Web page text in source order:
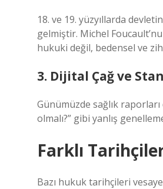
18. ve 19. yüzyıllarda
gelmiştir. Michel
hukuki değil, bedensel ve
3. Dijital Çağ ve
Günümüzde sağlık
olmalı?” gibi yanlış
Farklı
Bazı hukuk tarihçileri